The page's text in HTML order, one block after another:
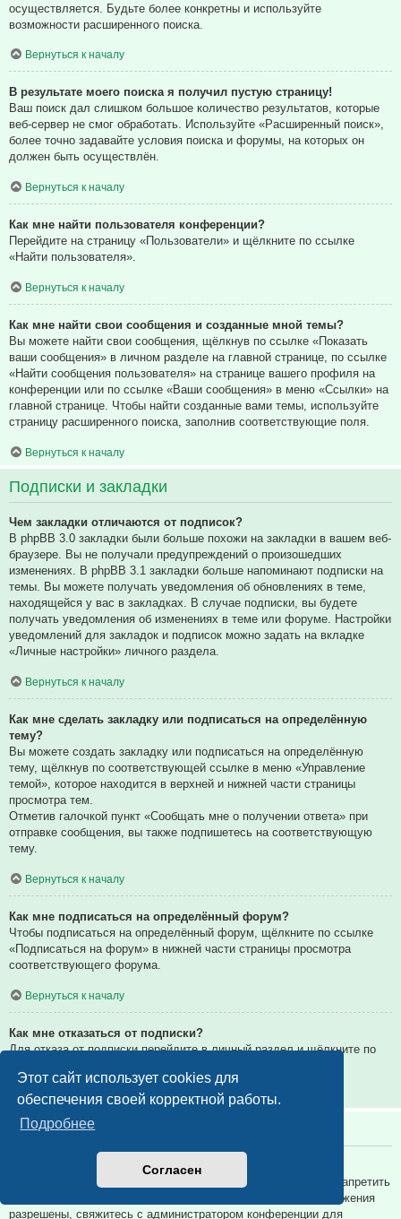
Этот сайт использует cookies для
обеспечения своей корректной работы.
Подробнее
Согласен
осуществляется. Будьте более конкретны и используйте
возможности расширенного поиска.
Вернуться к началу
В результате моего поиска я получил пустую страницу!
Ваш поиск дал слишком большое количество результатов, которые
веб-сервер не смог обработать. Используйте «Расширенный поиск»,
более точно задавайте условия поиска и форумы, на которых он
должен быть осуществлён.
Вернуться к началу
Как мне найти пользователя конференции?
Перейдите на страницу «Пользователи» и щёлкните по ссылке
«Найти пользователя».
Вернуться к началу
Как мне найти свои сообщения и созданные мной темы?
Вы можете найти свои сообщения, щёлкнув по ссылке «Показать
ваши сообщения» в личном разделе на главной странице, по ссылке
«Найти сообщения пользователя» на странице вашего профиля на
конференции или по ссылке «Ваши сообщения» в меню «Ссылки» на
главной странице. Чтобы найти созданные вами темы, используйте
страницу расширенного поиска, заполнив соответствующие поля.
Вернуться к началу
Подписки и закладки
Чем закладки отличаются от подписок?
В phpBB 3.0 закладки были больше похожи на закладки в вашем веб-
браузере. Вы не получали предупреждений о произошедших
изменениях. В phpBB 3.1 закладки больше напоминают подписки на
темы. Вы можете получать уведомления об обновлениях в теме,
находящейся у вас в закладках. В случае подписки, вы будете
получать уведомления об изменениях в теме или форуме. Настройки
уведомлений для закладок и подписок можно задать на вкладке
«Личные настройки» личного раздела.
Вернуться к началу
Как мне сделать закладку или подписаться на определённую
тему?
Вы можете создать закладку или подписаться на определённую
тему, щёлкнув по соответствующей ссылке в меню «Управление
темой», которое находится в верхней и нижней части страницы
просмотра тем.
Отметив галочкой пункт «Сообщать мне о получении ответа» при
отправке сообщения, вы также подпишетесь на соответствующую
тему.
Вернуться к началу
Как мне подписаться на определённый форум?
Чтобы подписаться на определённый форум, щёлкните по ссылке
«Подписаться на форум» в нижней части страницы просмотра
соответствующего форума.
Вернуться к началу
Как мне отказаться от подписки?
Для отказа от подписки перейдите в личный раздел и щёлкните по
Вернуться к началу
Вложения
Какие вложения разрешены на этой конференции?
Администратор каждой конференции может разрешить или запретить
определённые типы вложений. Если вы не знаете, какие вложения
разрешены, свяжитесь с администратором конференции для